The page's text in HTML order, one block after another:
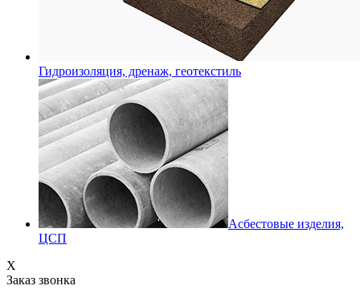
Гидроизоляция, дренаж, геотекстиль
Асбестовые изделия,
ЦСП
X
Заказ звонка